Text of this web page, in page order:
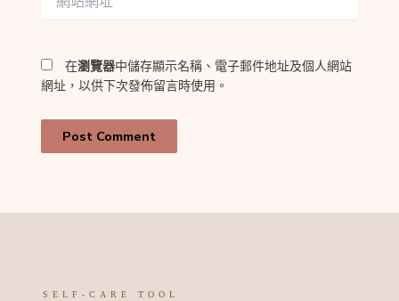
在瀏覽器中儲存顯示名稱、電子郵件地址及個人網站
網址，以供下次發佈留言時使用。
SELF-CARE TOOL